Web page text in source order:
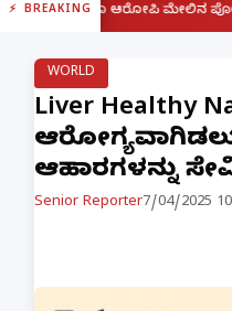
BREAKING
ಮೇಲಿನ ಪೋಕ್ಸೋ ಕೇಸ್
WORLD
Liver Healthy
ಆಹಾರಗಳನ್ನು
Senior Reporter7/04/2025